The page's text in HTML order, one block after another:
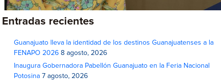
Entradas recientes
Guanajuato lleva la identidad de los destinos Guanajuatenses a la
FENAPO 2026 8 agosto, 2026
Inaugura Gobernadora Pabellón Guanajuato en la Feria Nacional
Potosina 7 agosto, 2026